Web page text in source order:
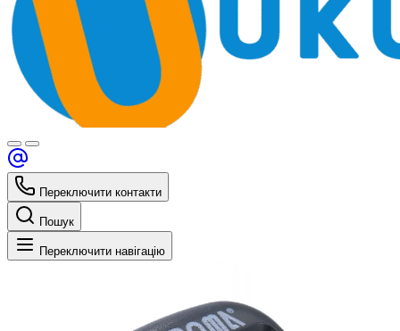
Переключити контакти
Пошук
Переключити навігацію